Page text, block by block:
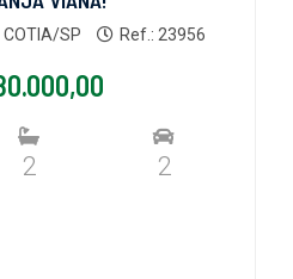
COTIA/SP Ref.: 23956
2 2